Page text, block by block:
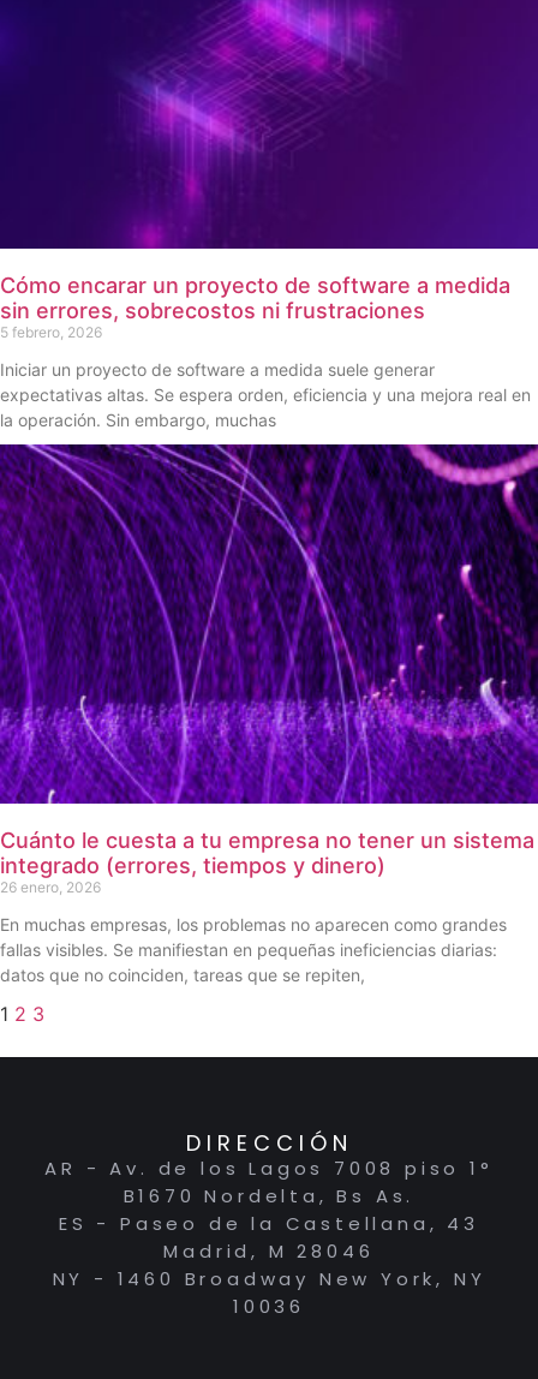
Cómo encarar un proyecto de software a medida
sin errores, sobrecostos ni frustraciones
5 febrero, 2026
Iniciar un proyecto de software a medida suele generar
expectativas altas. Se espera orden, eficiencia y una mejora real en
la operación. Sin embargo, muchas
Cuánto le cuesta a tu empresa no tener un sistema
integrado (errores, tiempos y dinero)
26 enero, 2026
En muchas empresas, los problemas no aparecen como grandes
fallas visibles. Se manifiestan en pequeñas ineficiencias diarias:
datos que no coinciden, tareas que se repiten,
1 2 3
DIRECCIÓN
AR - Av. de los Lagos 7008 piso 1°
B1670 Nordelta, Bs As.
ES - Paseo de la Castellana, 43
Madrid, M 28046
NY - 1460 Broadway New York, NY
10036